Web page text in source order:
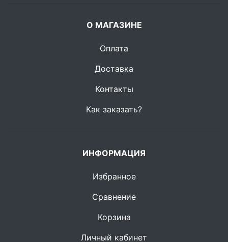
О МАГАЗИНЕ
Оплата
Доставка
Контакты
Как заказать?
ИНФОРМАЦИЯ
Избранное
Сравнение
Корзина
Личный кабинет